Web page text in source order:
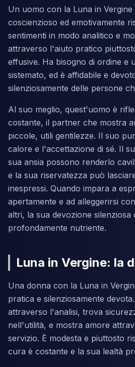
Un uomo con la Luna in
coscienzioso ed emotivamente
sentimenti in modo analitico e
attraverso l'aiuto pratico
effusive. Ha bisogno di ordine e
sistemato, ed è affidabile e
silenziosamente delle persone
Al suo meglio, quest'uomo è
costante, il partner che mostra
piccole, utili gentilezze. Il suo
calore e l'accettazione di sé. Il
sua ansia possono renderlo
e la sua riservatezza può
inespressi. Quando impara a
apertamente e ad alleggerirsi
altri, la sua devozione silenziosa
profondamente nutriente.
Luna in Vergine: la
Una donna con la Luna in
pratica e silenziosamente
attraverso l'analisi, trova
nell'utilità, e mostra amore
servizio. È modesta e piuttosto
cura è costante e la sua lealtà